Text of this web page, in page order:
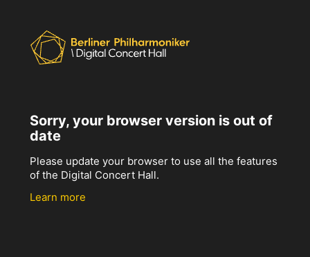
Sorry, your browser version is out of
date
Please update your browser to use all the features
of the Digital Concert Hall.
Learn more